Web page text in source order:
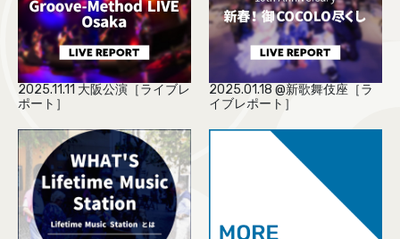
2025.11.11 大阪公演［ライブレ
ポート］
2025.01.18 @新歌舞伎座［ラ
イブレポート］